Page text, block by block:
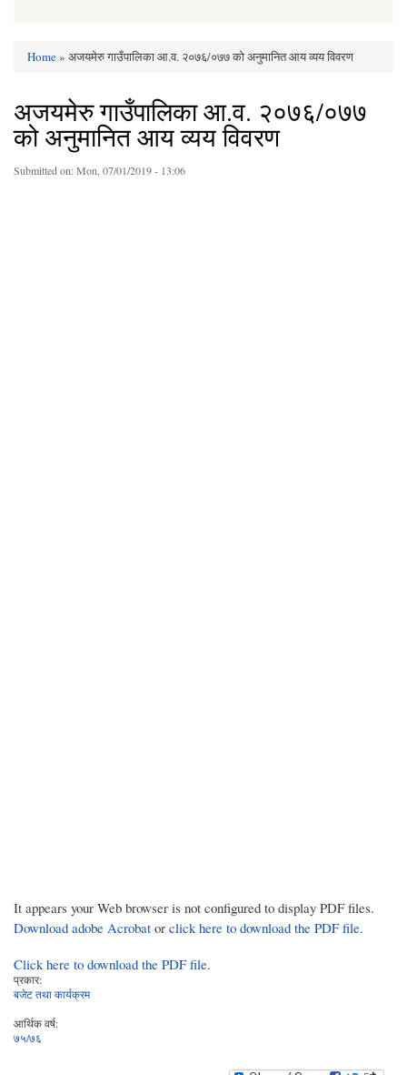
Home» अजयमेरु गाउँपालिका आ.व. २०७६/०७७ को अनुमानित आय व्यय विवरण
अजयमेरु गाउँपालिका आ.व. २०७६/०७७
को अनुमानित आय व्यय विवरण
Submitted on:Mon, 07/01/2019 - 13:06
It appears your Web browser is not configured to display PDF files.
Download adobe Acrobat or click here to download the PDF file.
Click here to download the PDF file.
प्रकार:
बजेट तथा कार्यक्रम
आर्थिक वर्ष:
७५/७६